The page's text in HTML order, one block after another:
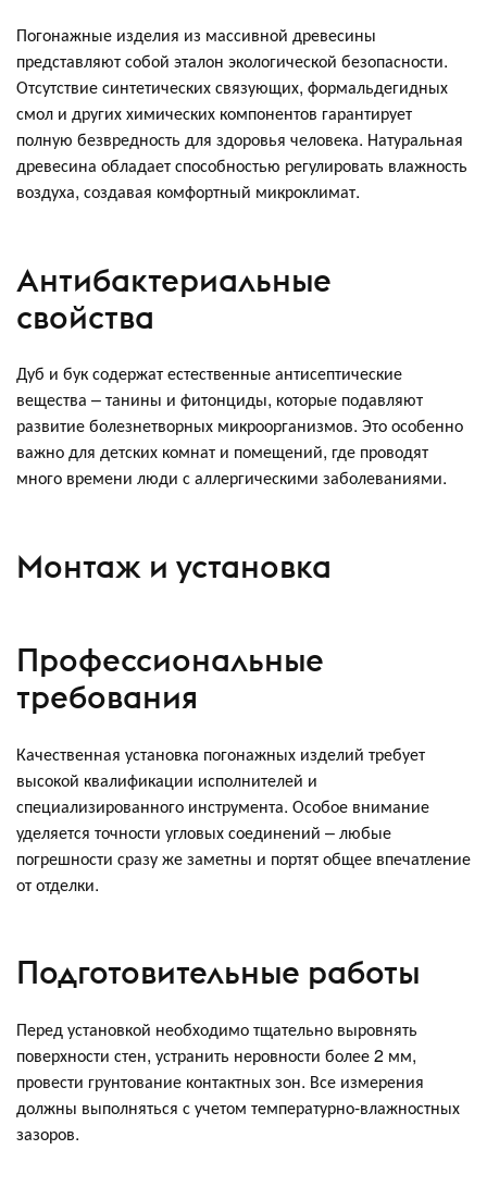
Погонажные изделия из массивной древесины
представляют собой эталон экологической безопасности.
Отсутствие синтетических связующих, формальдегидных
смол и других химических компонентов гарантирует
полную безвредность для здоровья человека. Натуральная
древесина обладает способностью регулировать влажность
воздуха, создавая комфортный микроклимат.
Антибактериальные
свойства
Дуб и бук содержат естественные антисептические
вещества – танины и фитонциды, которые подавляют
развитие болезнетворных микроорганизмов. Это особенно
важно для детских комнат и помещений, где проводят
много времени люди с аллергическими заболеваниями.
Монтаж и установка
Профессиональные
требования
Качественная установка погонажных изделий требует
высокой квалификации исполнителей и
специализированного инструмента. Особое внимание
уделяется точности угловых соединений – любые
погрешности сразу же заметны и портят общее впечатление
от отделки.
Подготовительные работы
Перед установкой необходимо тщательно выровнять
поверхности стен, устранить неровности более 2 мм,
провести грунтование контактных зон. Все измерения
должны выполняться с учетом температурно-влажностных
зазоров.